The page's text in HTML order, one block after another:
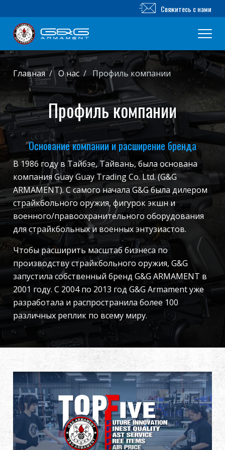
Новый продукт
Airsoft винтовка
Airsoft пистолет
Части и аксессуары
Серия BB
ТРЕНИРОВОЧНАЯ СИСТЕМА
Дилер
Преимущества
О нас
Соревнования & Событие
繁體中文 English (US)
Français 日本語
Свяжитесь с нами
Главная О нас Профиль компании
Профиль компании
Основание компании и расширение бренда
В 1986 году в Тайбэе, Тайвань, была основана
компания Guay Guay Trading Co. Ltd. (G&G
ARMAMENT). С самого начала G&G была дилером
страйкбольного оружия, фигурок экшн и
военного/правоохранительного оборудования
для страйкбольных и военных энтузиастов.
Чтобы расширить масштаб бизнеса по
производству страйкбольного оружия, G&G
запустила собственный бренд G&G ARMAMENT в
2001 году. С 2004 по 2013 год G&G Armament уже
разработала и распространила более 100
различных реплик по всему миру.